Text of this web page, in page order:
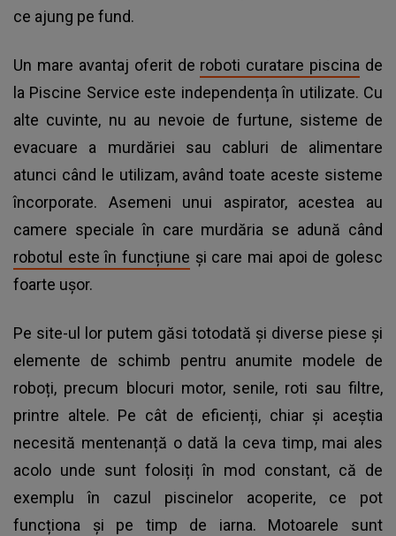
ce ajung pe fund.
Un mare avantaj oferit de roboti curatare piscina de
la Piscine Service este independența în utilizate. Cu
alte cuvinte, nu au nevoie de furtune, sisteme de
evacuare a murdăriei sau cabluri de alimentare
atunci când le utilizam, având toate aceste sisteme
încorporate. Asemeni unui aspirator, acestea au
camere speciale în care murdăria se adună când
robotul este în funcțiune și care mai apoi de golesc
foarte ușor.
Pe site-ul lor putem găsi totodată și diverse piese și
elemente de schimb pentru anumite modele de
roboți, precum blocuri motor, senile, roti sau filtre,
printre altele. Pe cât de eficienți, chiar și aceștia
necesită mentenanță o dată la ceva timp, mai ales
acolo unde sunt folosiți în mod constant, că de
exemplu în cazul piscinelor acoperite, ce pot
funcționa și pe timp de iarna. Motoarele sunt